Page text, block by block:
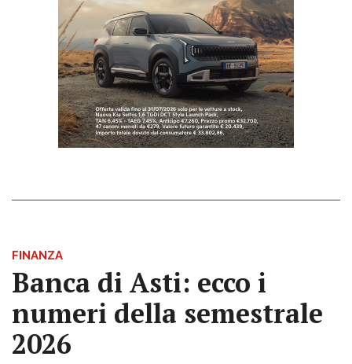
FINANZA
Banca di Asti: ecco i
numeri della semestrale
2026